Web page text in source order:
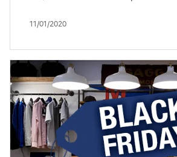
11/01/2020